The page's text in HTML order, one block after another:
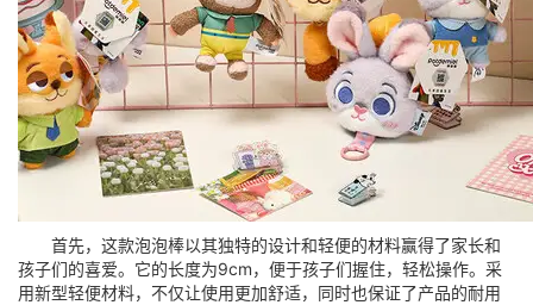
首先，这款泡泡棒以其独特的设计和轻便的材料赢得了家长和
孩子们的喜爱。它的长度为9cm，便于孩子们握住，轻松操作。采
用新型轻便材料，不仅让使用更加舒适，同时也保证了产品的耐用